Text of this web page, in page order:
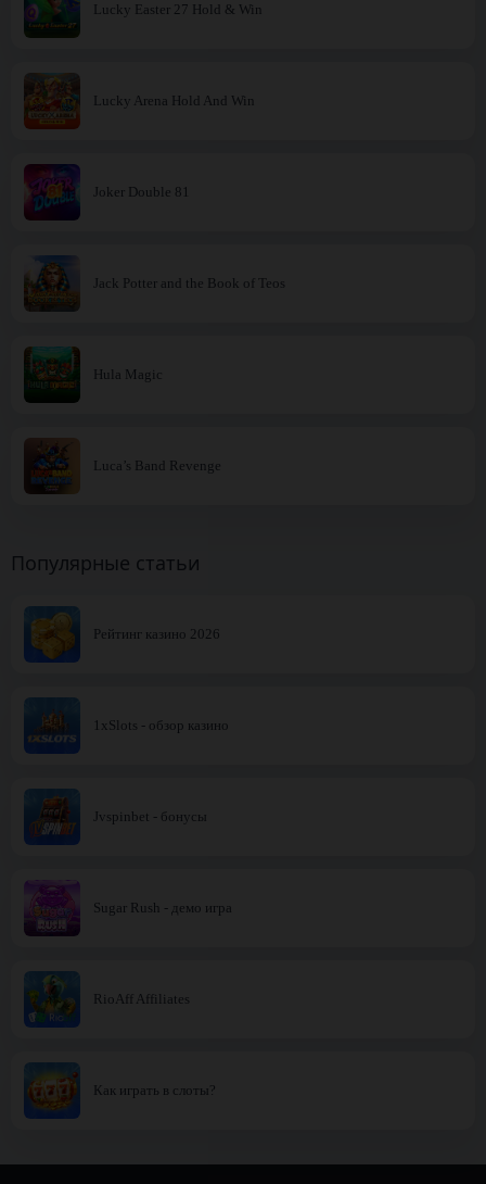
Lucky Easter 27 Hold & Win
Lucky Arena Hold And Win
Joker Double 81
Jack Potter and the Book of Teos
Hula Magic
Luca’s Band Revenge
Популярные статьи
Рейтинг казино 2026
1xSlots - обзор казино
Jvspinbet - бонусы
Sugar Rush - демо игра
RioAff Affiliates
Как играть в слоты?